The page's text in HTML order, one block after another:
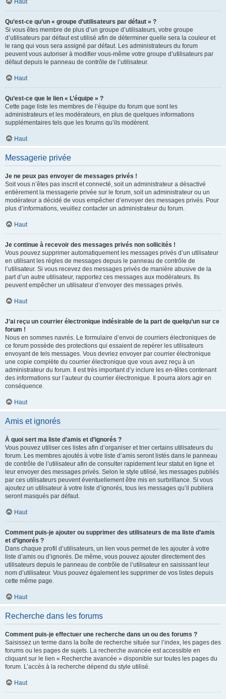
Haut
Qu’est-ce qu’un « groupe d’utilisateurs par défaut » ?
Si vous êtes membre de plus d’un groupe d’utilisateurs, votre groupe
d’utilisateurs par défaut est utilisé afin de déterminer quelle sera la couleur et
le rang qui vous sera assigné par défaut. Les administrateurs du forum
peuvent vous autoriser à modifier vous-même votre groupe d’utilisateurs par
défaut depuis le panneau de contrôle de l’utilisateur.
Haut
Qu’est-ce que le lien « L’équipe » ?
Cette page liste les membres de l’équipe du forum que sont les
administrateurs et les modérateurs, en plus de quelques informations
supplémentaires tels que les forums qu’ils modèrent.
Haut
Messagerie privée
Je ne peux pas envoyer de messages privés !
Soit vous n’êtes pas inscrit et connecté, soit un administrateur a désactivé
entièrement la messagerie privée sur le forum, soit un administrateur ou un
modérateur a décidé de vous empêcher d’envoyer des messages privés. Pour
plus d’informations, veuillez contacter un administrateur du forum.
Haut
Je continue à recevoir des messages privés non sollicités !
Vous pouvez supprimer automatiquement les messages privés d’un utilisateur
en utilisant les règles de messages depuis le panneau de contrôle de
l’utilisateur. Si vous recevez des messages privés de manière abusive de la
part d’un autre utilisateur, rapportez ces messages aux modérateurs. Ils
peuvent empêcher un utilisateur d’envoyer des messages privés.
Haut
J’ai reçu un courrier électronique indésirable de la part de quelqu’un sur ce
forum !
Nous en sommes navrés. Le formulaire d’envoi de courriers électroniques de
ce forum possède des protections qui essaient de repérer les utilisateurs
envoyant de tels messages. Vous devriez envoyer par courrier électronique
une copie complète du courrier électronique que vous avez reçu à un
administrateur du forum. Il est très important d’y inclure les en-têtes contenant
des informations sur l’auteur du courrier électronique. Il pourra alors agir en
conséquence.
Haut
Amis et ignorés
À quoi sert ma liste d’amis et d’ignorés ?
Vous pouvez utiliser ces listes afin d’organiser et trier certains utilisateurs du
forum. Les membres ajoutés à votre liste d’amis seront listés dans le panneau
de contrôle de l’utilisateur afin de consulter rapidement leur statut en ligne et
leur envoyer des messages privés. Selon le style utilisé, les messages publiés
par ces utilisateurs peuvent éventuellement être mis en surbrillance. Si vous
ajoutez un utilisateur à votre liste d’ignorés, tous les messages qu’il publiera
seront masqués par défaut.
Haut
Comment puis-je ajouter ou supprimer des utilisateurs de ma liste d’amis
et d’ignorés ?
Dans chaque profil d’utilisateurs, un lien vous permet de les ajouter à votre
liste d’amis ou d’ignorés. De même, vous pouvez ajouter directement des
utilisateurs depuis le panneau de contrôle de l’utilisateur en saisissant leur
nom d’utilisateur. Vous pouvez également les supprimer de vos listes depuis
cette même page.
Haut
Recherche dans les forums
Comment puis-je effectuer une recherche dans un ou des forums ?
Saisissez un terme dans la boîte de recherche située sur l’index, les pages des
forums ou les pages de sujets. La recherche avancée est accessible en
cliquant sur le lien « Recherche avancée » disponible sur toutes les pages du
forum. L’accès à la recherche dépend du style utilisé.
Haut